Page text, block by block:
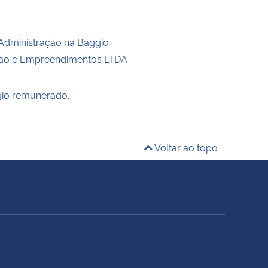
na Baggio
e Empreendimentos LTDA
remunerado.
Voltar ao topo